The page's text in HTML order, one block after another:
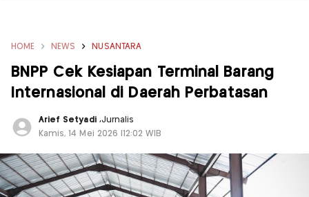
HOME NEWS NUSANTARA
BNPP Cek Kesiapan Terminal Barang
Internasional di Daerah Perbatasan
Arief Setyadi ,Jurnalis
Kamis, 14 Mei 2026 |12:02 WIB